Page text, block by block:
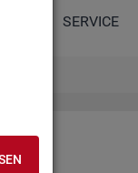
SERVICE